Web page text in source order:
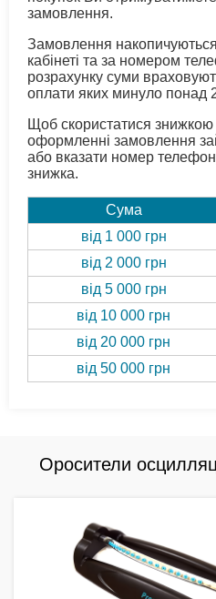
замовлення.
Замовлення
кабінеті та за номером
розрахунку суми
оплати яких минуло понад
Щоб скористатися
оформленні замовлення
або вказати номер
знижка.
Сума
від 1 000 грн
від 2 000 грн
від 5 000 грн
від 10 000 грн
від 20 000 грн
від 50 000 грн
Оросители